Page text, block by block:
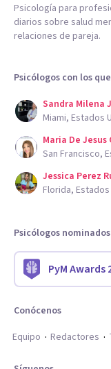
Psicología para
diarios sobre salud
relaciones de pareja.
Psicólogos con los
Sandra Milena
Miami, Estados
Maria De
San Francisco,
Jessica Perez
Florida,
Psicólogos
PyM Awards
Conócenos
Equipo
Redactores